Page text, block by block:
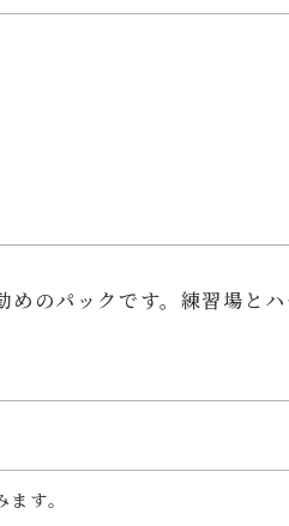
のパックです。練習場と
す。